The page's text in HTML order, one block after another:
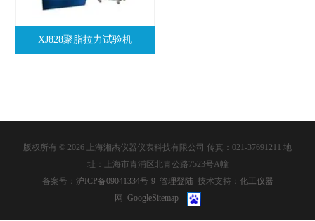
XJ828聚脂拉力试验机
版权所有 © 2026 上海湘杰仪器仪表科技有限公司 传真：021-37691211 地
址：上海市青浦区北青公路7523号A幢
备案号： 沪ICP备09041334号-9 管理登陆 技术支持： 化工仪器
网 GoogleSitemap